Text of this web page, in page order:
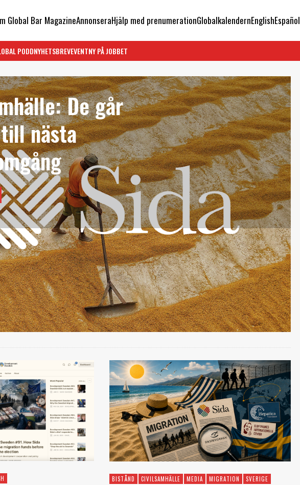
Global Bar MagazineAnnonseraHjälp med prenumerationGlobalkalendernEnglishEspañol
PODDNYHETSBREVEVENTNY PÅ JOBBET
De går
nästa
BISTÅND CIVILSAMHÄLLE MEDIA MIGRATION SVERIGE